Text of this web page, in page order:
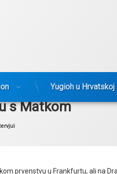
Yugioh u Hrvatskoj
s Matkom
prvenstvu u Frankfurtu, ali na